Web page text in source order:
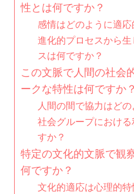
性とは何ですか？
感情はどのように適
進化的プロセスから
スは何ですか？
この文脈で人間の社会
ークな特性は何ですか？
人間の間で協力はど
社会グループにおけ
すか？
特定の文化的文脈で観
何ですか？
文化的適応は心理的